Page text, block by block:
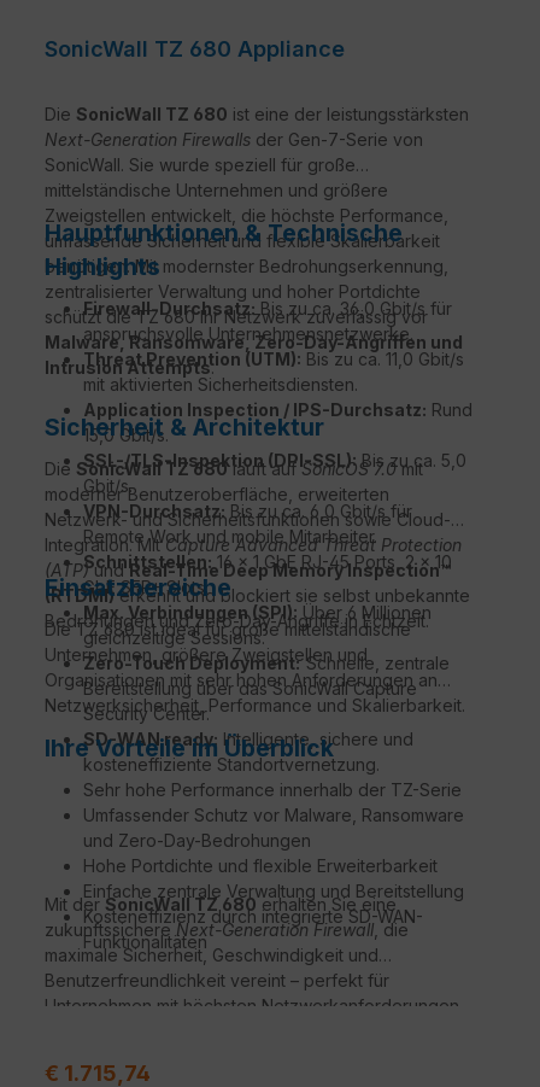
SonicWall TZ 680 Appliance
Die SonicWall TZ 680 ist eine der leistungsstärksten
Next-Generation Firewalls der Gen-7-Serie von
SonicWall. Sie wurde speziell für große
mittelständische Unternehmen und größere
Zweigstellen entwickelt, die höchste Performance,
umfassende Sicherheit und flexible Skalierbarkeit
benötigen. Mit modernster Bedrohungserkennung,
zentralisierter Verwaltung und hoher Portdichte
schützt die TZ 680 Ihr Netzwerk zuverlässig vor
Malware, Ransomware, Zero-Day-Angriffen und
Intrusion Attempts.
Hauptfunktionen & Technische
Highlights
Firewall-Durchsatz: Bis zu ca. 36,0 Gbit/s für
anspruchsvolle Unternehmensnetzwerke.
Threat Prevention (UTM): Bis zu ca. 11,0 Gbit/s
mit aktivierten Sicherheitsdiensten.
Application Inspection / IPS-Durchsatz: Rund
15,0 Gbit/s.
SSL-/TLS-Inspektion (DPI-SSL):Bis zu ca. 5,0
Gbit/s.
VPN-Durchsatz: Bis zu ca. 6,0 Gbit/s für
Remote Work und mobile Mitarbeiter.
Schnittstellen: 16 × 1 GbE RJ-45 Ports, 2 × 10
GbE SFP+ Slots.
Max. Verbindungen (SPI): Über 6 Millionen
gleichzeitige Sessions.
Zero-Touch Deployment:Schnelle, zentrale
Bereitstellung über das SonicWall Capture
Security Center.
SD-WAN ready: Intelligente, sichere und
kosteneffiziente Standortvernetzung.
Sicherheit & Architektur
Die SonicWall TZ 680läuft aufSonicOS 7.0mit
moderner Benutzeroberfläche, erweiterten
Netzwerk- und Sicherheitsfunktionen sowie Cloud-
Integration. MitCapture Advanced Threat Protection
(ATP)undReal-Time Deep Memory Inspection™
(RTDMI)erkennt und blockiert sie selbst unbekannte
Bedrohungen und Zero-Day-Angriffe in Echtzeit.
Einsatzbereiche
Die TZ 680 ist ideal für große mittelständische
Unternehmen, größere Zweigstellen und
Organisationen mit sehr hohen Anforderungen an
Netzwerksicherheit, Performance und Skalierbarkeit.
Ihre Vorteile im Überblick
Sehr hohe Performance innerhalb der TZ-Serie
Umfassender Schutz vor Malware, Ransomware
und Zero-Day-Bedrohungen
Hohe Portdichte und flexible Erweiterbarkeit
Einfache zentrale Verwaltung und Bereitstellung
Kosteneffizienz durch integrierte SD-WAN-
Funktionalitäten
Mit derSonicWall TZ 680erhalten Sie eine
zukunftssichereNext-Generation Firewall , die
maximale Sicherheit, Geschwindigkeit und
Benutzerfreundlichkeit vereint – perfekt für
Unternehmen mit höchsten Netzwerkanforderungen.
Verkaufspreis:
€ 1.715,74